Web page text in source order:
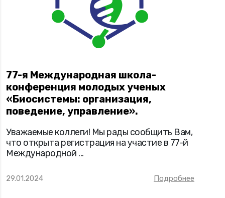
77-я Международная школа-
конференция молодых ученых
«Биосистемы: организация,
поведение, управление».
Уважаемые коллеги! Мы рады сообщить Вам,
что открыта регистрация на участие в 77-й
Международной ...
29.01.2024 Подробнее